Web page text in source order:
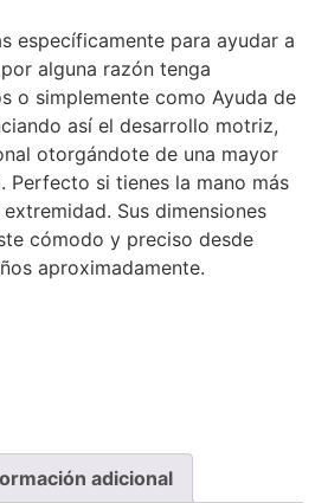
específicamente para ayudar a
alguna razón tenga
o simplemente como Ayuda de
así el desarrollo motriz,
otorgándote de una mayor
Perfecto si tienes la mano más
Sus dimensiones
cómodo y preciso desde
aproximadamente.
adicional